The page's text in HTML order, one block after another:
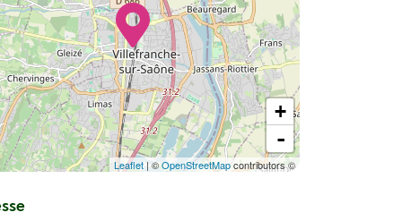
+
-
Leaflet | ©OpenStreetMapcontributors ©